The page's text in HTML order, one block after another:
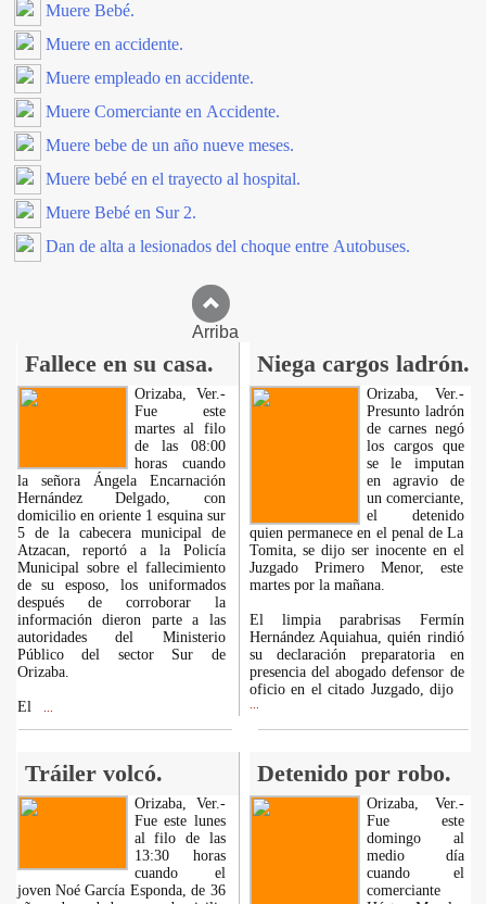
Muere Bebé.
Muere en accidente.
Muere empleado en accidente.
Muere Comerciante en Accidente.
Muere bebe de un año nueve meses.
Muere bebé en el trayecto al hospital.
Muere Bebé en Sur 2.
Dan de alta a lesionados del choque entre Autobuses.
Arriba
Fallece en su casa. Niega cargos ladrón.
Orizaba, Ver.-
Fue este
martes al filo
de las 08:00
horas cuando
la señora Ángela Encarnación
Hernández Delgado, con
domicilio en oriente 1 esquina sur
5 de la cabecera municipal de
Atzacan, reportó a la Policía
Municipal sobre el fallecimiento
de su esposo, los uniformados
después de corroborar la
información dieron parte a las
autoridades del Ministerio
Público del sector Sur de
Orizaba.
El
Orizaba, Ver.-
Presunto ladrón
de carnes negó
los cargos que
se le imputan
en agravio de
un comerciante,
el detenido
quien permanece en el penal de La
Tomita, se dijo ser inocente en el
Juzgado Primero Menor, este
martes por la mañana.
El limpia parabrisas Fermín
Hernández Aquiahua, quién rindió
su declaración preparatoria en
presencia del abogado defensor de
oficio en el citado Juzgado, dijo
Tráiler volcó. Detenido por robo.
Orizaba, Ver.-
Fue este lunes
al filo de las
13:30 horas
cuando el
joven Noé García Esponda, de 36
Orizaba, Ver.-
Fue este
domingo al
medio día
cuando el
comerciante